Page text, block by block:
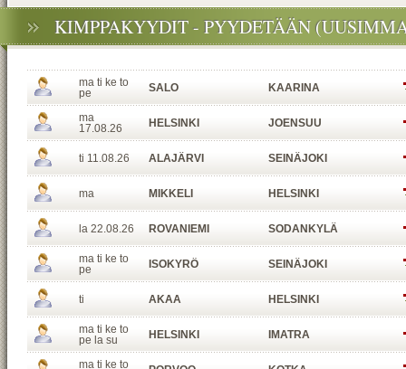
KIMPPAKYYDIT - PYYDETÄÄN
ma ti ke to
pe
SALO KAARINA
ma
17.08.26
HELSINKI JOENSUU
ti 11.08.26 ALAJÄRVI SEINÄJOKI
ma MIKKELI HELSINKI
la 22.08.26 ROVANIEMI SODANKYLÄ
ma ti ke to
pe
ISOKYRÖ SEINÄJOKI
ti AKAA HELSINKI
ma ti ke to
pe la su
HELSINKI IMATRA
ma ti ke to